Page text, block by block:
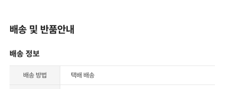
배송 및 반품안내
배송 정보
배송 방법 택배 배송